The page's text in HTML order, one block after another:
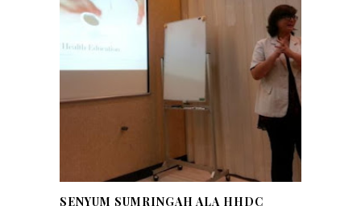
SENYUM SUMRINGAH ALA HHDC